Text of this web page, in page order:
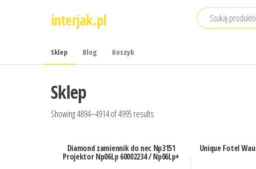
interjak.pl
Sklep Blog Koszyk
Sklep
Showing 4894–4914 of 4995 results
Diamond zamiennik do nec Np3151
Projektor Np06Lp 60002234 / Np06Lp+
Unique Fotel Wau